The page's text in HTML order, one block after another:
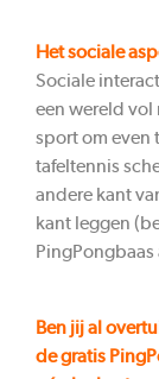
Het sociale
Sociale
een wereld
sport om even
tafeltennis
andere kant
kant leggen
Ben jij al
de gratis